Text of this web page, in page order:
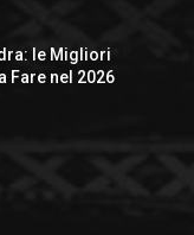
le Migliori
Fare nel 2026